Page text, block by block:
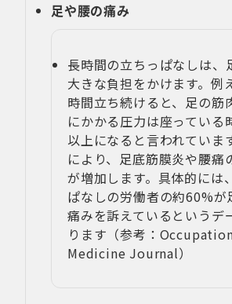
足や腰の痛み
長時間の立ちっぱなしは、
大きな負担をかけます。例
時間立ち続けると、足の筋
にかかる圧力は座っている
以上になると言われていま
により、足底筋膜炎や腰痛
が増加します。具体的には
ぱなしの労働者の約60%が
痛みを訴えているというデ
ります（参考：
Medicine Journal）